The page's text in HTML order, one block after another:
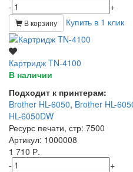
-
+
В корзину Купить в 1 клик
Картридж TN-4100
В наличии
Подходит к принтерам:
Brother HL-6050, Brother HL-
HL-6050DW
Ресурс печати, стр: 7500
Артикул: 1000008
1 710 Р.
-
+